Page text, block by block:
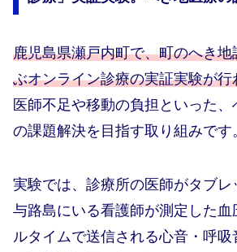
鹿児島県瀬戸内町で、町のへき
ぶオンライン診療の実証実験が行
医師不足や移動の負担といった
の課題解決を目指す取り組みです
実験では、診療所の医師がタブレ
与路島にいる看護師が測定した血
ルタイムで送信される心音・呼